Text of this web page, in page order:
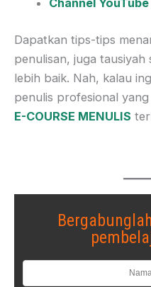
Channel YouTube
Dapatkan tips-tips
penulisan, juga
lebih baik. Nah, kalau
penulis profesional
E-COURSE MENULIS